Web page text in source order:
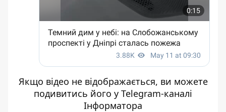
Якщо відео не відображається, ви можете
подивитись його у Telegram-каналі
Інформатора